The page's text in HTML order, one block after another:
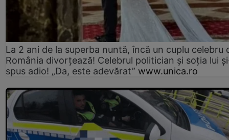
La 2 ani de la superba nuntă, încă un cuplu celebru
România divorțează! Celebrul politician și soția lui
spus adio! „Da, este adevărat” www.unica.ro